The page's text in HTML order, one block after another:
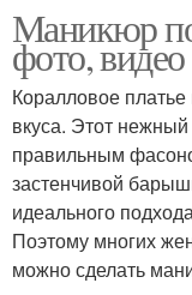
Маникюр
фото, видео
Коралловое
вкуса. Этот
правильным
застенчивой
идеального
Поэтому многих
можно сделать